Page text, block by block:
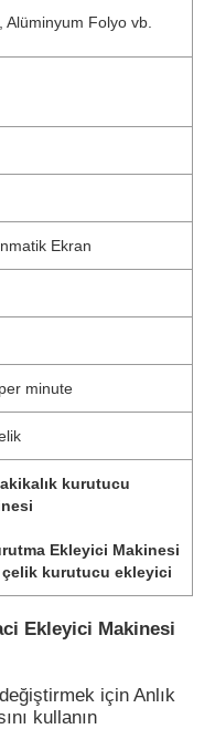
Alüminyum Folyo vb.
Ekran
minute
kurutucu
Ekleyici Makinesi
çelik kurutucu ekleyici
Ekleyici Makinesi
için Anlık
kullanın